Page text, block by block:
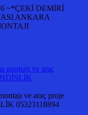
~*ÇEKİ DEMİRİ
ANKARA
ve araç proje
05323118894